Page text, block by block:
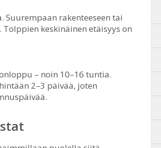
rakenteeseen tai
keskinäinen etäisyys on
– noin 10–16 tuntia.
2–3 päivää, joten